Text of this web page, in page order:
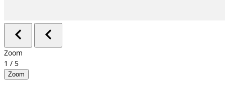
Zoom
1 / 5
Zoom